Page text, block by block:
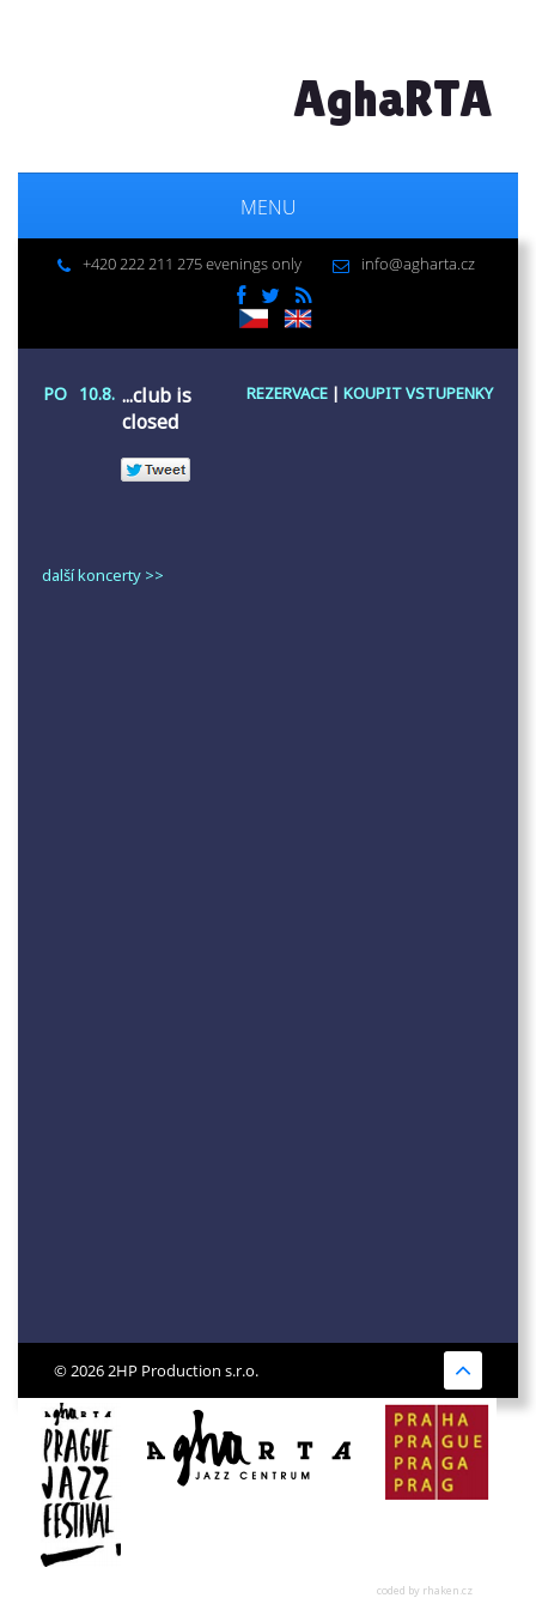
AghaRTA
MENU
+420 222 211 275 evenings only info@agharta.cz
PO 10.8. ...club is
closed
REZERVACE | KOUPIT VSTUPENKY
další koncerty >>
© 2026 2HP Production s.r.o.
coded by rhaken.cz